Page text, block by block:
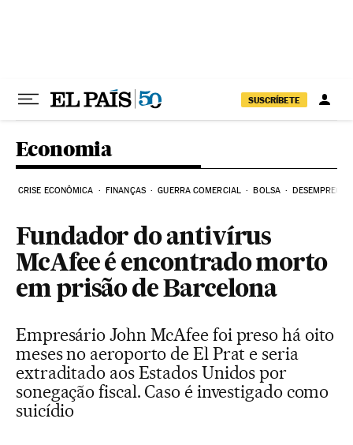
SUSCRÍBETE
Economia
CRISE ECONÔMICA FINANÇAS GUERRA COMERCIAL BOLSA DESEMPREGO
Fundador do antivírus
McAfee é encontrado morto
em prisão de Barcelona
Empresário John McAfee foi preso há oito
meses no aeroporto de El Prat e seria
extraditado aos Estados Unidos por
sonegação fiscal. Caso é investigado como
suicídio